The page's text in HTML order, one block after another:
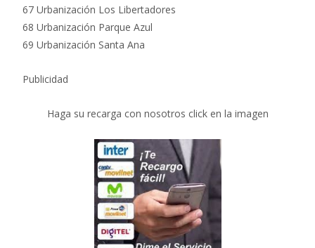
67 Urbanización Los Libertadores
68 Urbanización Parque Azul
69 Urbanización Santa Ana
Publicidad
Haga su recarga con nosotros click en la imagen